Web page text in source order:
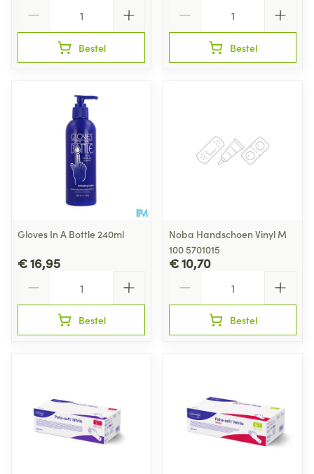
Bestel Bestel
Gloves In A Bottle 240ml
€ 16,95
Bestel
Noba Handschoen Vinyl M
100 5701015
€ 10,70
Bestel